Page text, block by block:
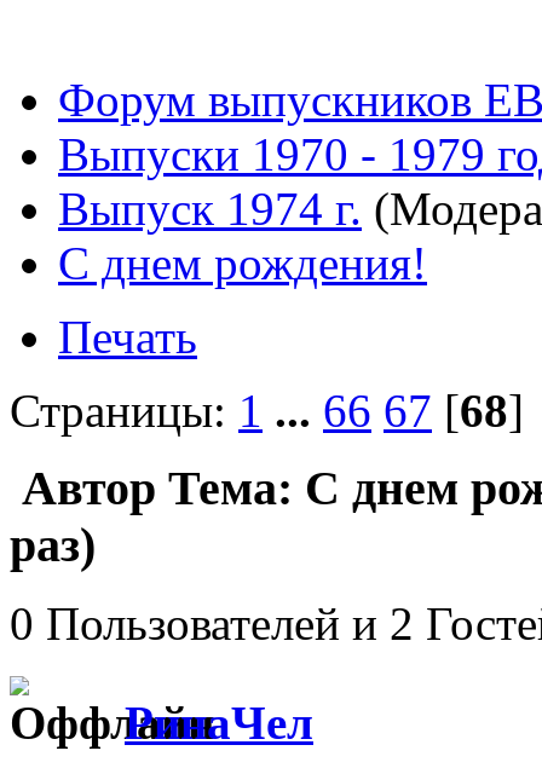
Форум выпускников
Выпуски 1970 - 1979
Выпуск 1974 г.
С днем рождения!
Печать
Страницы: 1 ... 66 67 [68
Автор Тема: С днем
раз)
0 Пользователей и 2
РинаЧел